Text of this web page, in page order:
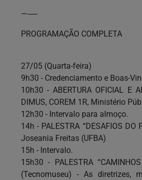
—-----
PROGRAMAÇÃO COMPLETA
27/05 (Quarta-feira)
9h30 - Credenciamento e Boas-
10h30 - ABERTURA OFICIAL E
DIMUS, COREM 1R, Ministério
12h30 - Intervalo para almoço.
14h - PALESTRA “DESAFIOS DO
Joseania Freitas (UFBA)
15h - Intervalo.
15h30 - PALESTRA
(Tecnomuseu) - As diretrizes,